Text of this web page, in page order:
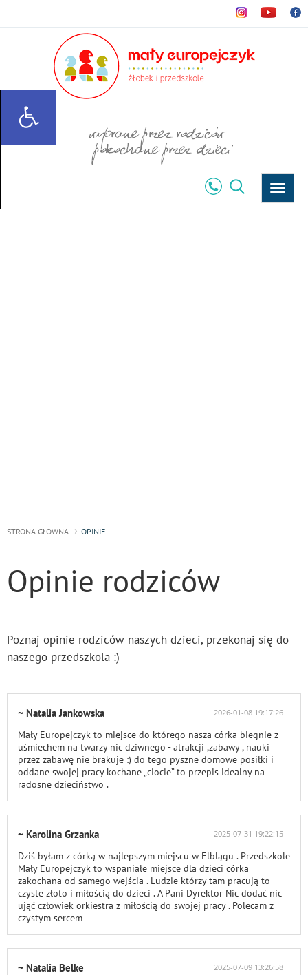
menu
STRONA GŁOWNA OPINIE
Opinie rodziców
Poznaj opinie rodziców naszych dzieci, przekonaj się do
naszego przedszkola :)
~ Natalia Jankowska 2026-01-08 19:17:26
Mały Europejczyk to miejsce do którego nasza córka biegnie z
uśmiechem na twarzy nic dziwnego - atrakcji ,zabawy , nauki
przez zabawę nie brakuje :) do tego pyszne domowe posiłki i
oddane swojej pracy kochane „ciocie” to przepis idealny na
radosne dzieciństwo .
~ Karolina Grzanka 2025-07-31 19:22:15
Dziś byłam z córką w najlepszym miejscu w Elblągu . Przedszkole
Mały Europejczyk to wspaniałe miejsce dla dzieci córka
zakochana od samego wejścia . Ludzie którzy tam pracują to
czyste złoto i miłością do dzieci . A Pani Dyrektor Nic dodać nic
ująć człowiek orkiestra z miłością do swojej pracy . Polecam z
czystym sercem
~ Natalia Belke 2025-07-09 13:26:58